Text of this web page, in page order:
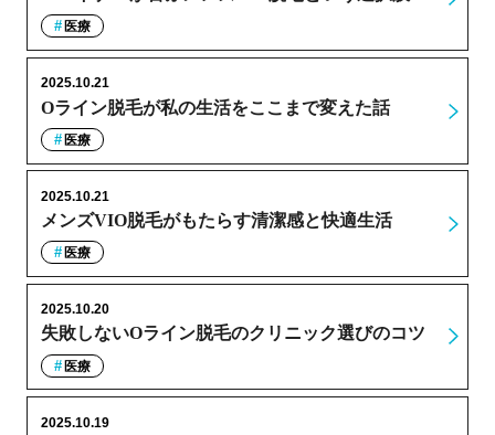
医療
Oライン脱毛が私の生活をここまで変えた話
2025.10.21
医療
メンズVIO脱毛がもたらす清潔感と快適生活
2025.10.21
医療
失敗しないOライン脱毛のクリニック選びのコツ
2025.10.20
医療
2025.10.19